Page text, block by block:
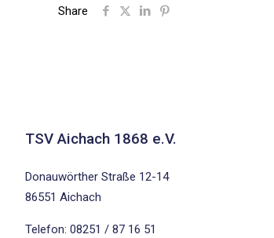
Share
TSV Aichach 1868 e.V.
Donauwörther Straße 12-14
86551 Aichach
Telefon: 08251 / 87 16 51